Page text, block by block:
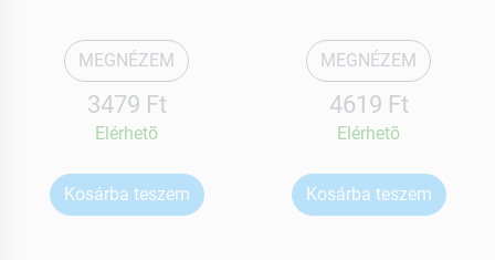
MEGNÉZEM
3479 Ft
Elérhetõ
Kosárba teszem
MEGNÉZEM
4619 Ft
Elérhetõ
Kosárba teszem